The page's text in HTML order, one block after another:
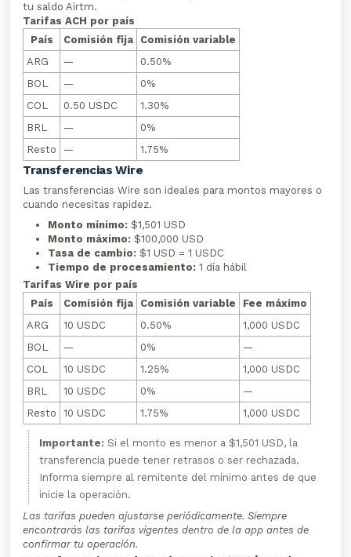
tu saldo Airtm.
Tarifas ACH por país
País
Comisión fija
Comisión variable
ARG
—
0.50%
BOL
—
0%
COL
0.50 USDC
1.30%
BRL
—
0%
Resto
— 1.75%
Transferencias Wire
Las transferencias Wire son ideales para montos mayores o
cuando necesitas rapidez.
Monto mínimo: $1,501 USD
Monto máximo: $100,000 USD
Tasa de cambio: $1 USD = 1 USDC
Tiempo de procesamiento: 1 día hábil
Tarifas Wire por país
País
Comisión fija Comisión variable
Fee máximo
ARG
10 USDC 0.50%
1,000 USDC
BOL
— 0%
—
COL
10 USDC 1.25%
1,000 USDC
BRL
10 USDC 0%
—
Resto
10 USDC 1.75% 1,000 USDC
Importante: Si el monto es menor a $1,501 USD, la
transferencia puede tener retrasos o ser rechazada.
Informa siempre al remitente del mínimo antes de que
inicie la operación.
Las tarifas pueden ajustarse periódicamente. Siempre
encontrarás las tarifas vigentes dentro de la app antes de
confirmar tu operación.